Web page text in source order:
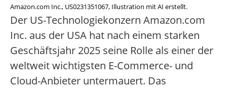
Amazon.com Inc., US0231351067, Illustration mit AI erstellt.
Der US-Technologiekonzern Amazon.com
Inc. aus der USA hat nach einem starken
Geschäftsjahr 2025 seine Rolle als einer der
weltweit wichtigsten E-Commerce- und
Cloud-Anbieter untermauert. Das